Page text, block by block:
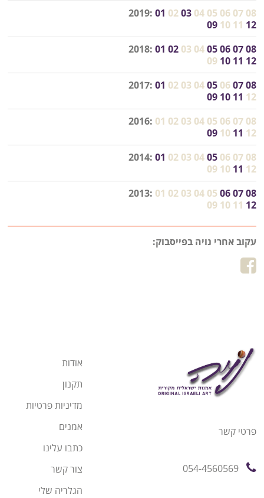
2019: 01 02 03 04 05 06 07 08
09 10 11 12
2018: 01 02 03 04 05 06 07 08
09 10 11 12
2017: 01 02 03 04 05 06 07 08
09 10 11 12
2016: 01 02 03 04 05 06 07 08
09 10 11 12
2014: 01 02 03 04 05 06 07 08
09 10 11 12
2013: 01 02 03 04 05 06 07 08
09 10 11 12
עקוב אחרי נויה בפייסבוק:
פרטי קשר
054-4560569
אודות
תקנון
מדיניות פרטיות
אמנים
כתבו עלינו
צור קשר
הגלריה שלי